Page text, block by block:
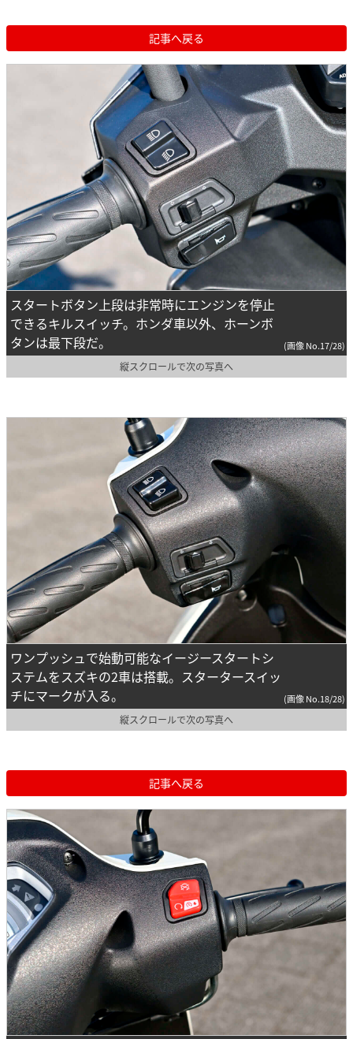
記事へ戻る
スタートボタン上段は非常時にエンジンを停止
できるキルスイッチ。ホンダ車以外、ホーンボ
タンは最下段だ。
(画像 No.17/28)
縦スクロールで次の写真へ
ワンプッシュで始動可能なイージースタートシ
ステムをスズキの2車は搭載。スタータースイッ
チにマークが入る。
(画像 No.18/28)
縦スクロールで次の写真へ
記事へ戻る